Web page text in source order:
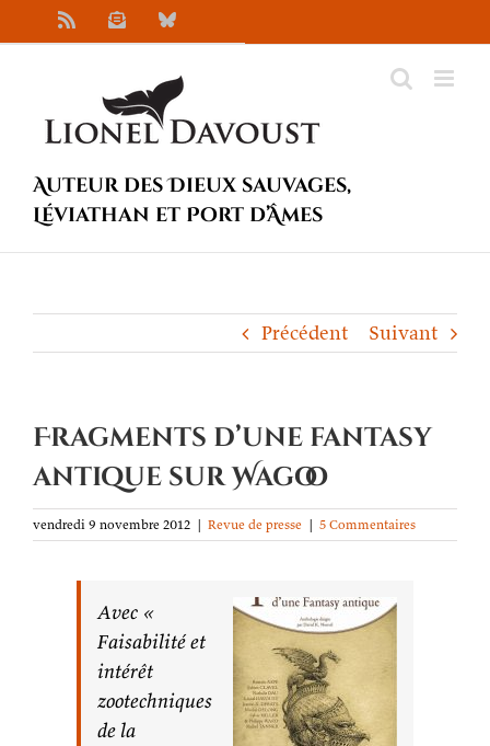
au
NewsletterBluesky
Auteur des Dieux sauvages,
Léviathan et Port d’Âmes
Précédent Suivant
Fragments d’une fantasy
antique sur Wagoo
vendredi 9 novembre 2012 | Revue de presse | 5 Commentaires
Avec «
Faisabilité et
intérêt
zootechniques
de la